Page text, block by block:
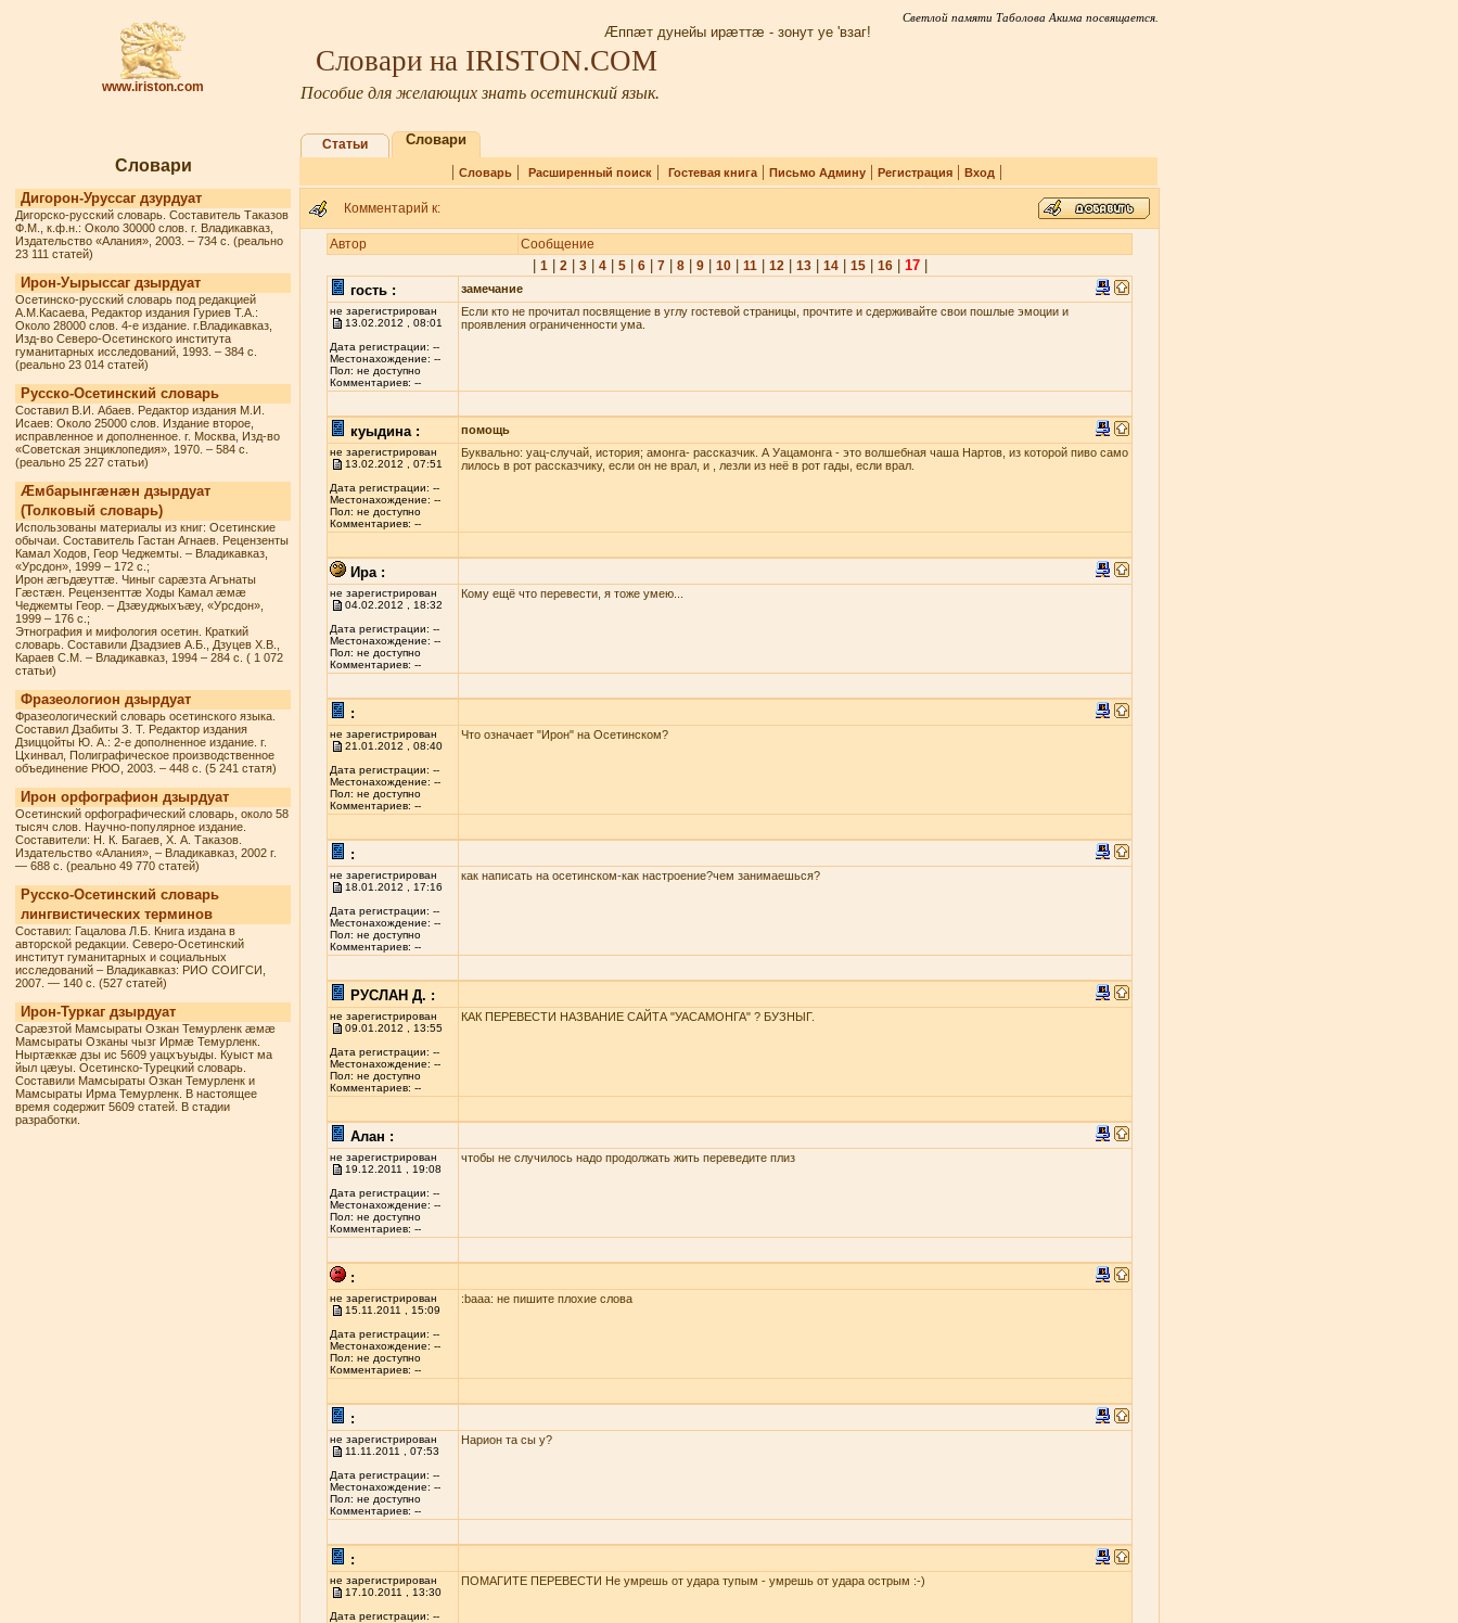
www.iriston.com
Светлой памяти Таболова Акима посвящается.
Æппæт дунейы ирæттæ - зонут уе 'взаг!
Словари на IRISTON.COM
Пособие для желающих знать осетинский язык.
Словари
Дигорон-Уруссаг дзурдуат
Дигорско-русский словарь. Составитель Таказов
Ф.М., к.ф.н.: Около 30000 слов. г. Владикавказ,
Издательство «Алания», 2003. – 734 с. (реально
23 111 статей)
Ирон-Уырыссаг дзырдуат
Осетинско-русский словарь под редакцией
А.М.Касаева, Редактор издания Гуриев Т.А.:
Около 28000 слов. 4-е издание. г.Владикавказ,
Изд-во Северо-Осетинского института
гуманитарных исследований, 1993. – 384 с.
(реально 23 014 статей)
Русско-Осетинский словарь
Составил В.И. Абаев. Редактор издания М.И.
Исаев: Около 25000 слов. Издание второе,
исправленное и дополненное. г. Москва, Изд-во
«Советская энциклопедия», 1970. – 584 с.
(реально 25 227 статьи)
Æмбарынгæнæн дзырдуат
(Толковый словарь)
Использованы материалы из книг: Осетинские
обычаи. Составитель Гастан Агнаев. Рецензенты
Камал Ходов, Геор Чеджемты. – Владикавказ,
«Урсдон», 1999 – 172 с.;
Ирон æгъдæуттæ. Чиныг сарæзта Агънаты
Гæстæн. Рецензенттæ Ходы Камал æмæ
Чеджемты Геор. – Дзæуджыхъæу, «Урсдон»,
1999 – 176 с.;
Этнография и мифология осетин. Краткий
словарь. Составили Дзадзиев А.Б., Дзуцев Х.В.,
Караев С.М. – Владикавказ, 1994 – 284 с. ( 1 072
статьи)
Фразеологион дзырдуат
Фразеологический словарь осетинского языка.
Составил Дзабиты З. Т. Редактор издания
Дзиццойты Ю. А.: 2-е дополненное издание. г.
Цхинвал, Полиграфическое производственное
объединение РЮО, 2003. – 448 с. (5 241 статя)
Ирон орфографион дзырдуат
Осетинский орфографический словарь, около 58
тысяч слов. Научно-популярное издание.
Составители: Н. К. Багаев, Х. А. Таказов.
Издательство «Алания», – Владикавказ, 2002 г.
— 688 с. (реально 49 770 статей)
Русско-Осетинский словарь
лингвистических терминов
Составил: Гацалова Л.Б. Книга издана в
авторской редакции. Северо-Осетинский
институт гуманитарных и социальных
исследований – Владикавказ: РИО СОИГСИ,
2007. — 140 с. (527 статей)
Ирон-Туркаг дзырдуат
Сарæзтой Мамсыраты Озкан Темурленк æмæ
Мамсыраты Озканы чызг Ирмæ Темурленк.
Ныртæккæ дзы ис 5609 уацхъуыды. Куыст ма
йыл цæуы. Осетинско-Турецкий словарь.
Составили Мамсыраты Озкан Темурленк и
Мамсыраты Ирма Темурленк. В настоящее
время содержит 5609 статей. В стадии
разработки.
Статьи Словари
| Словарь| Расширенный поиск| Гостевая книга| Письмо Админу| Регистрация| Вход |
Комментарий к:
Автор Сообщение
1| 2| 3| 4| 5| 6| 7| 8| 9| 10| 11| 12| 13| 14| 15| 16| 17|
гость :
замечание
не зарегистрирован
13.02.2012 , 08:01
Дата регистрации: --
Местонахождение: --
Пол: не доступно
Комментариев: --
Если кто не прочитал посвящение в углу гостевой страницы, прочтите и сдерживайте свои пошлые эмоции и
проявления ограниченности ума.
куыдина : помощь
не зарегистрирован
13.02.2012 , 07:51
Дата регистрации: --
Местонахождение: --
Пол: не доступно
Комментариев: --
Буквально: уац-случай, история; амонга- рассказчик. А Уацамонга - это волшебная чаша Нартов, из которой пиво само
лилось в рот рассказчику, если он не врал, и , лезли из неё в рот гады, если врал.
Ира :
не зарегистрирован
04.02.2012 , 18:32
Дата регистрации: --
Местонахождение: --
Пол: не доступно
Комментариев: --
Кому ещё что перевести, я тоже умею...
:
не зарегистрирован
21.01.2012 , 08:40
Дата регистрации: --
Местонахождение: --
Пол: не доступно
Комментариев: --
Что означает "Ирон" на Осетинском?
:
не зарегистрирован
18.01.2012 , 17:16
Дата регистрации: --
Местонахождение: --
Пол: не доступно
Комментариев: --
как написать на осетинском-как настроение?чем занимаешься?
РУСЛАН Д. :
не зарегистрирован
09.01.2012 , 13:55
Дата регистрации: --
Местонахождение: --
Пол: не доступно
Комментариев: --
КАК ПЕРЕВЕСТИ НАЗВАНИЕ САЙТА "УАСАМОНГА" ? БУЗНЫГ.
Алан :
не зарегистрирован
19.12.2011 , 19:08
Дата регистрации: --
Местонахождение: --
Пол: не доступно
Комментариев: --
чтобы не случилось надо продолжать жить переведите плиз
:
не зарегистрирован
15.11.2011 , 15:09
Дата регистрации: --
Местонахождение: --
Пол: не доступно
Комментариев: --
:baaa: не пишите плохие слова
:
не зарегистрирован
11.11.2011 , 07:53
Дата регистрации: --
Местонахождение: --
Пол: не доступно
Комментариев: --
Нарион та сы у?
:
не зарегистрирован
17.10.2011 , 13:30
Дата регистрации: --
ПОМАГИТЕ ПЕРЕВЕСТИ Не умрешь от удара тупым - умрешь от удара острым :-)